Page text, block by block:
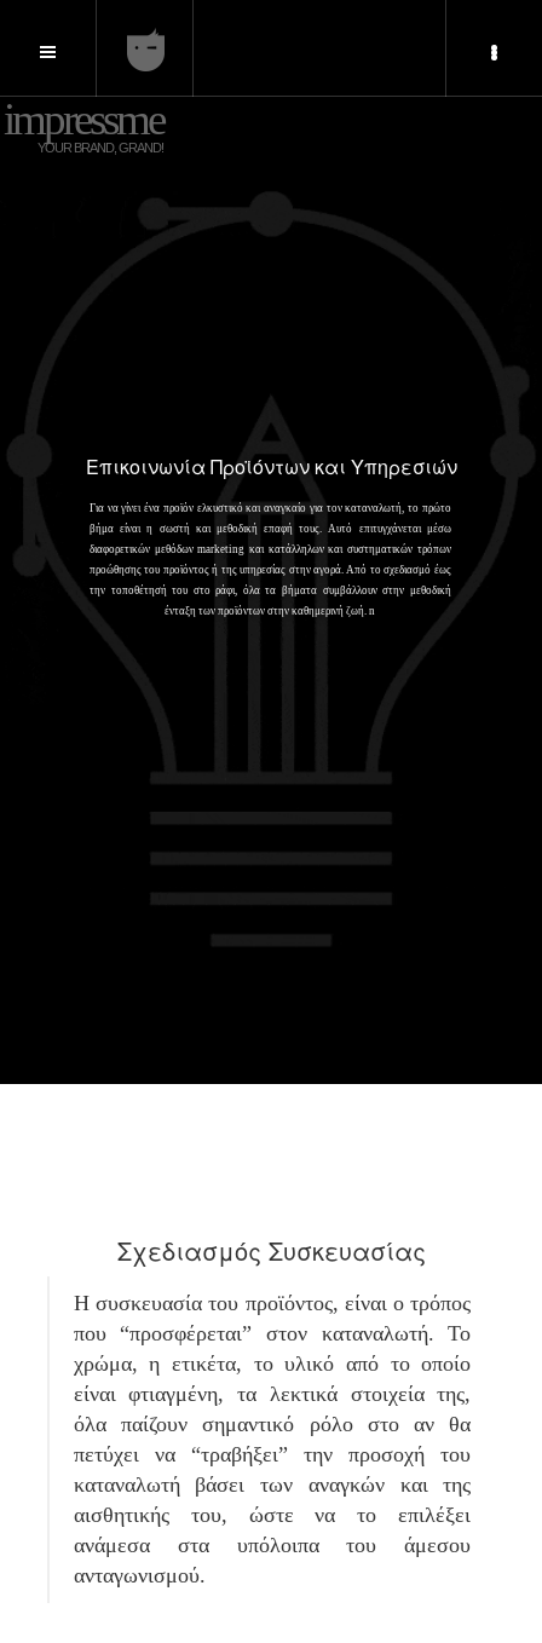
Επικοινωνία Προϊόντων και Υπηρεσιών
Για να γίνει ένα προϊόν ελκυστικό και αναγκαίο για τον καταναλωτή, το πρώτο
βήμα είναι η σωστή και μεθοδική επαφή τους. Αυτό επιτυγχάνεται μέσω
διαφορετικών μεθόδων marketing και κατάλληλων και συστηματικών τρόπων
προώθησης του προϊόντος ή της υπηρεσίας στην αγορά. Από το σχεδιασμό έως
την τοποθέτησή του στο ράφι, όλα τα βήματα συμβάλλουν στην μεθοδική
ένταξη των προϊόντων στην καθημερινή ζωή. n
impressme
YOUR BRAND, GRAND!
Σχεδιασμός Συσκευασίας
Η συσκευασία του προϊόντος, είναι ο τρόπος
που “προσφέρεται” στον καταναλωτή. Το
χρώμα, η ετικέτα, το υλικό από το οποίο
είναι φτιαγμένη, τα λεκτικά στοιχεία της,
όλα παίζουν σημαντικό ρόλο στο αν θα
πετύχει να “τραβήξει” την προσοχή του
καταναλωτή βάσει των αναγκών και της
αισθητικής του, ώστε να το επιλέξει
ανάμεσα στα υπόλοιπα του άμεσου
ανταγωνισμού.